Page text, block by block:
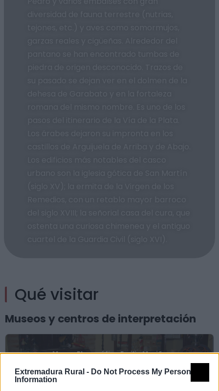
Extremadura Rural - Do Not Process My Personal
Information
Qué visitar
Museos y centros de interpretación
Museo Etnográfico Emilio Mariño